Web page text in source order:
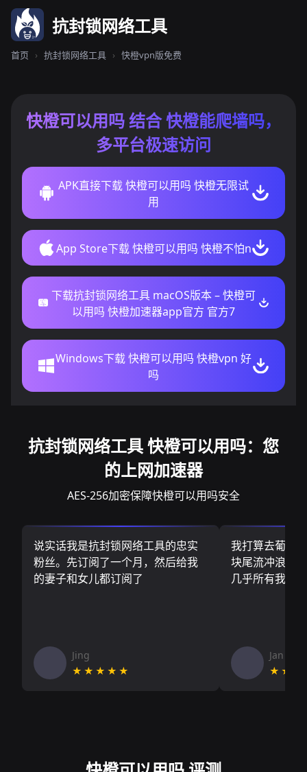
抗封锁网络工具
首页 › 抗封锁网络工具 › 快橙vpn版免费
快橙可以用吗 结合 快橙能爬墙吗，
多平台极速访问
APK直接下载 快橙可以用吗 快橙无限试
用
App Store下载 快橙可以用吗 快橙不怕n
下载抗封锁网络工具 macOS版本 – 快橙可
以用吗 快橙加速器app官方 官方7
Windows下载 快橙可以用吗 快橙vpn 好
吗
抗封锁网络工具 快橙可以用吗：您
的上网加速器
AES-256加密保障快橙可以用吗安全
说实话我是抗封锁网络工具的忠实
粉丝。先订阅了一个月，然后给我
的妻子和女儿都订阅了
Jing
★★★★★
我打算去葡萄
块尾流冲浪板
几乎所有我需
Jan V